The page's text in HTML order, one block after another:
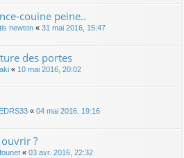
couine peine..
newton « 31 mai 2016, 15:47
des portes
« 10 mai 2016, 20:02
« 04 mai 2016, 19:16
?
« 03 avr. 2016, 22:32